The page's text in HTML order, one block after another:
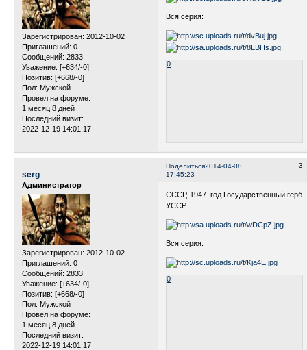
Зарегистрирован: 2012-10-02
Приглашений: 0
Сообщений: 2833
Уважение: [+634/-0]
Позитив: [+668/-0]
Пол: Мужской
Провел на форуме:
1 месяц 8 дней
Последний визит:
2022-12-19 14:01:17
Вся серия:
0
Поделиться 3
2014-04-08
17:45:23
serg
Администратор
Зарегистрирован: 2012-10-02
Приглашений: 0
Сообщений: 2833
Уважение: [+634/-0]
Позитив: [+668/-0]
Пол: Мужской
Провел на форуме:
1 месяц 8 дней
Последний визит:
2022-12-19 14:01:17
СССР, 1947 год.Государственный герб
УССР
Вся серия:
0